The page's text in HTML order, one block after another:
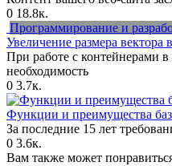
0 18.8к.
Программирование и
Увеличение размера
При работе с контейнерами
необходимость
0 3.7к.
Функции и преимущества
За последние 15 лет
0 3.6к.
Вам также может